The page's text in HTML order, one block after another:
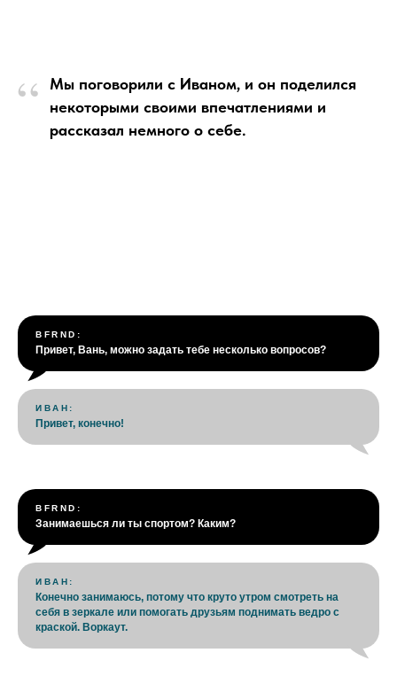
“
Мы поговорили с Иваном, и он поделился
некоторыми своими впечатлениями и
рассказал немного о себе.
BFRND:
Привет, Вань, можно задать тебе несколько вопросов?
ИВАН:
Привет, конечно!
BFRND:
Занимаешься ли ты спортом? Каким?
ИВАН:
Конечно занимаюсь, потому что круто утром смотреть на
себя в зеркале или помогать друзьям поднимать ведро с
краской. Воркаут.